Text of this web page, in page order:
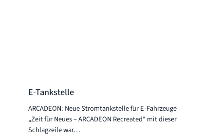
E-Tankstelle
ARCADEON: Neue Stromtankstelle für E-Fahrzeuge
„Zeit für Neues – ARCADEON Recreated“ mit dieser
Schlagzeile war…